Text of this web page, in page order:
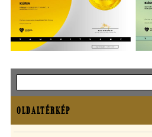
Oldaltérkép
OLDALTÉRKÉP